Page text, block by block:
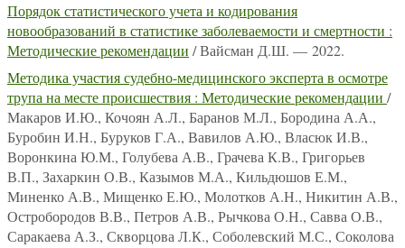
Порядок статистического учета и кодирования
новообразований в статистике заболеваемости и смертности :
Методические рекомендации / Вайсман Д.Ш. — 2022.
Методика участия судебно-медицинского эксперта в осмотре
трупа на месте происшествия : Методические рекомендации /
Макаров И.Ю., Кочоян А.Л., Баранов М.Л., Бородина А.А.,
Буробин И.Н., Буруков Г.А., Вавилов А.Ю., Власюк И.В.,
Воронкина Ю.М., Голубева А.В., Грачева К.В., Григорьев
В.П., Захаркин О.В., Казымов М.А., Кильдюшов Е.М.,
Миненко А.В., Мищенко Е.Ю., Молотков А.Н., Никитин А.В.,
Остробородов В.В., Петров А.В., Рычкова О.Н., Савва О.В.,
Саракаева А.З., Скворцова Л.К., Соболевский М.С., Соколова